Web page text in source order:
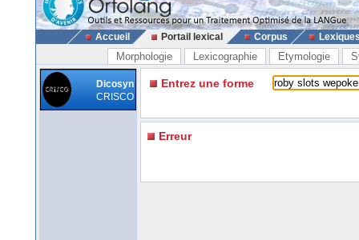
Accueil Portail lexical Corpus
Morphologie Lexicographie Etymologie
Dicosyn
CRISCO
Entrez une forme
Erreur